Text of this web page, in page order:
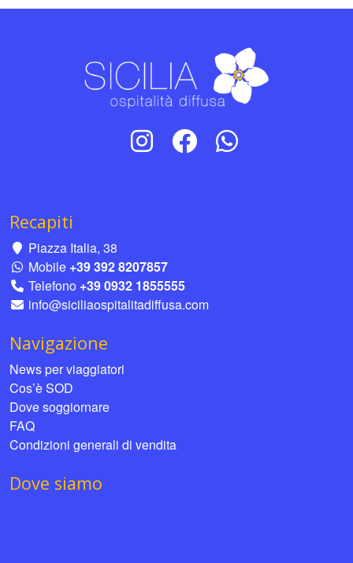
Recapiti
Piazza Italia, 38
Mobile +39 392 8207857
Telefono +39 0932 1855555
info@siciliaospitalitadiffusa.com
Navigazione
News per viaggiatori
Cos’è SOD
Dove soggiornare
FAQ
Condizioni generali di vendita
Dove siamo